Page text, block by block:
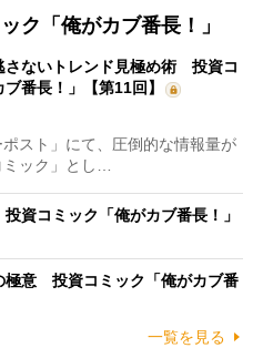
ク「俺がカブ番長！」
さないトレンド見極め術 投資コ
番長！」【第11回】
スト」にて、圧倒的な情報量が
ミック」とし…
資コミック「俺がカブ番長！」
極意 投資コミック「俺がカブ番
一覧を見る